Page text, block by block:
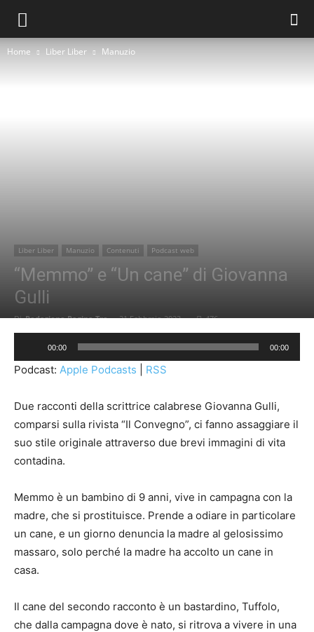
Home Liber Liber Manuzio
Liber Liber Manuzio Contenuti Podcast web
“Memmo” e “Un cane” di Giovanna
Gulli
Di Redazione Pagina Tre - 21 Febbraio 2023 476
Player
00:00 00:00
Podcast: Apple Podcasts RSS
Due racconti della scrittrice calabrese Giovanna Gulli,
comparsi sulla rivista “Il Convegno”, ci fanno assaggiare il
suo stile originale attraverso due brevi immagini di vita
contadina.
Memmo è un bambino di 9 anni, vive in campagna con la
madre, che si prostituisce. Prende a odiare in particolare
un cane, e un giorno denuncia la madre al gelosissimo
massaro, solo perché la madre ha accolto un cane in
casa.
Il cane del secondo racconto è un bastardino, Tuffolo,
che dalla campagna dove è nato, si ritrova a vivere in una